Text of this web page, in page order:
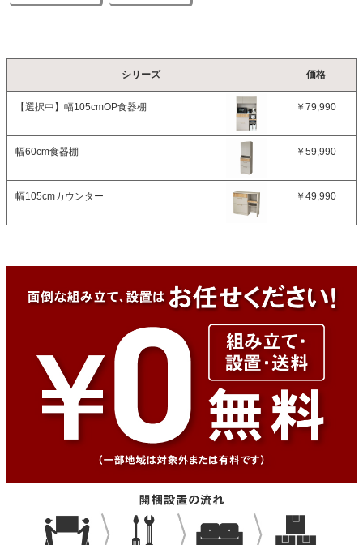
シリーズ 価格
【選択中】 幅105cmOP食器棚 ￥79,990
幅60cm食器棚 ￥59,990
幅105cmカウンター ￥49,990